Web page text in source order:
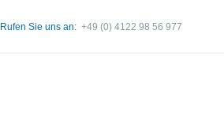
Rufen Sie uns an: +49 (0) 4122 98 56 977